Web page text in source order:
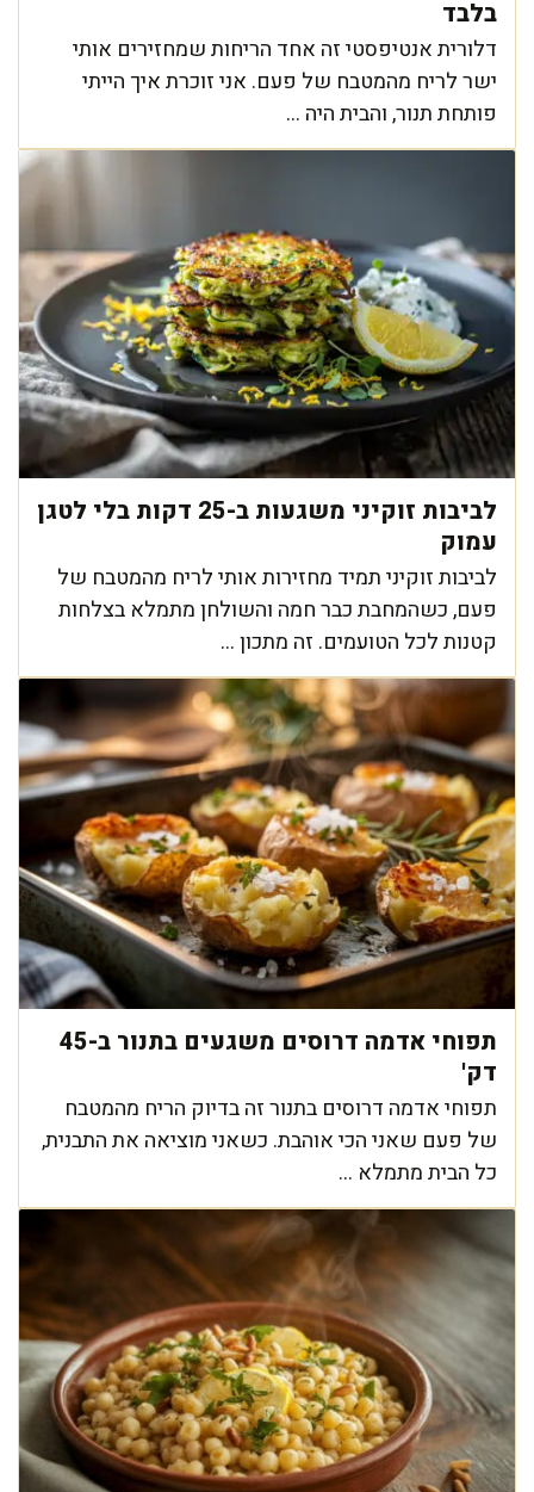
בלבד
דלורית אנטיפסטי זה אחד הריחות שמחזירים אותי
ישר לריח מהמטבח של פעם. אני זוכרת איך הייתי
פותחת תנור, והבית היה ...
לביבות זוקיני משגעות ב-25 דקות בלי לטגן
עמוק
לביבות זוקיני תמיד מחזירות אותי לריח מהמטבח של
פעם, כשהמחבת כבר חמה והשולחן מתמלא בצלחות
קטנות לכל הטועמים. זה מתכון ...
תפוחי אדמה דרוסים משגעים בתנור ב-45
דק'
תפוחי אדמה דרוסים בתנור זה בדיוק הריח מהמטבח
של פעם שאני הכי אוהבת. כשאני מוציאה את התבנית,
כל הבית מתמלא ...